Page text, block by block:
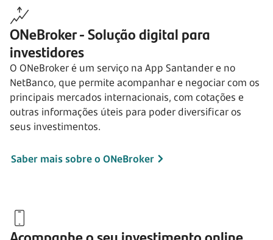
ONeBroker - Solução digital para
investidores
O ONeBroker é um serviço na App Santander e no
NetBanco, que permite acompanhar e negociar com os
principais mercados internacionais, com cotações e
outras informações úteis para poder diversificar os
seus investimentos.
Saber mais sobre o ONeBroker